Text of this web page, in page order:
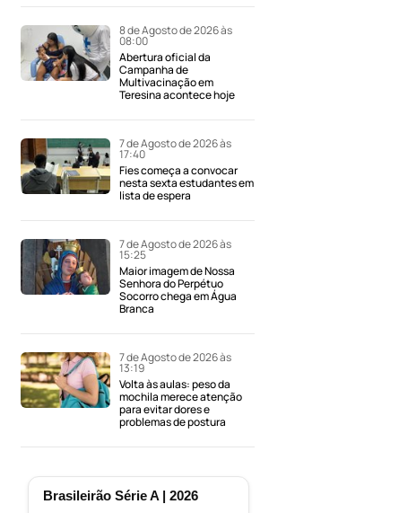
8 de Agosto de 2026 às
08:00
Abertura oficial da
Campanha de
Multivacinação em
Teresina acontece hoje
7 de Agosto de 2026 às
17:40
Fies começa a convocar
nesta sexta estudantes em
lista de espera
7 de Agosto de 2026 às
15:25
Maior imagem de Nossa
Senhora do Perpétuo
Socorro chega em Água
Branca
7 de Agosto de 2026 às
13:19
Volta às aulas: peso da
mochila merece atenção
para evitar dores e
problemas de postura